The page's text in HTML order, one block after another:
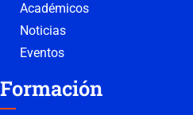
Académicos
Noticias
Eventos
Formación